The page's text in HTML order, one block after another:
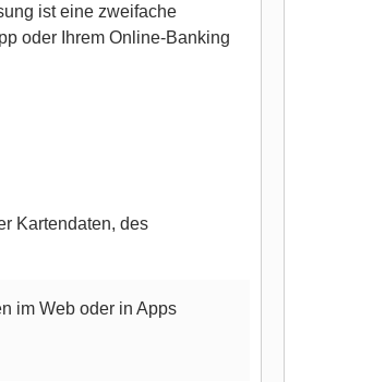
ist eine zweifache
oder Ihrem Online-Banking
Kartendaten, des
im Web oder in Apps